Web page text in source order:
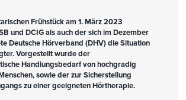
Frühstück am 1. März 2023
und DCIG als auch der sich im Dezember
Deutsche Hörverband (DHV) die Situation
Vorgestellt wurde der
Handlungsbedarf von hochgradig
sowie der zur Sicherstellung
zu einer geeigneten Hörtherapie.